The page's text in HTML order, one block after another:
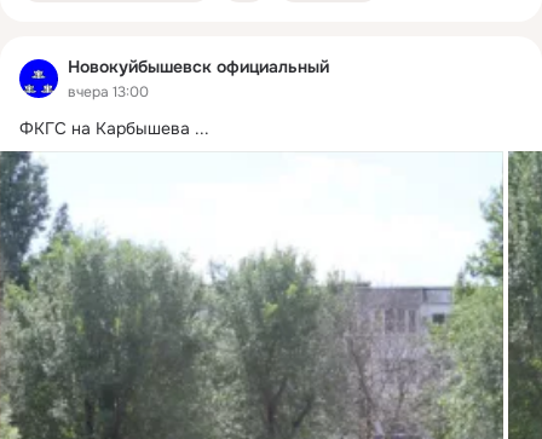
Новокуйбышевск официальный
вчера 13:00
ФКГС на Карбышева ...